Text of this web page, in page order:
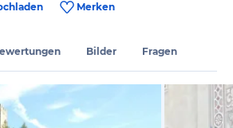
Merken
Bilder Fragen